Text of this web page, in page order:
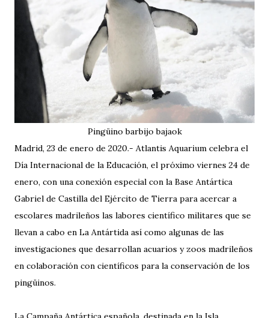
Pingüino barbijo bajaok
Madrid, 23 de enero de 2020.- Atlantis Aquarium celebra el
Día Internacional de la Educación, el próximo viernes 24 de
enero, con una conexión especial con la Base Antártica
Gabriel de Castilla del Ejército de Tierra para acercar a
escolares madrileños las labores científico militares que se
llevan a cabo en La Antártida así como algunas de las
investigaciones que desarrollan acuarios y zoos madrileños
en colaboración con científicos para la conservación de los
pingüinos.